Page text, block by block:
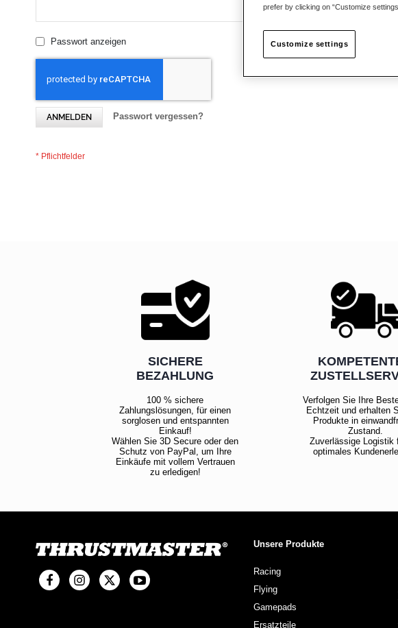
Passwort anzeigen
ANMELDEN Passwort vergessen?
SICHERE
BEZAHLUNG
100 % sichere
Zahlungslösungen, für einen
sorglosen und entspannten
Einkauf!
Wählen Sie 3D Secure oder den
Schutz von PayPal, um Ihre
Einkäufe mit vollem Vertrauen
zu erledigen!
Verfolgen Sie Ihre
Echtzeit und erhalten
Produkte in
Zustand.
Zuverlässige Logistik
optimales
Unsere Produkte
Racing
Flying
Gamepads
Ersatzteile
prefer by clicking on “Customize
Customize settings